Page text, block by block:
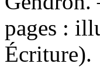
pages :
Écriture).